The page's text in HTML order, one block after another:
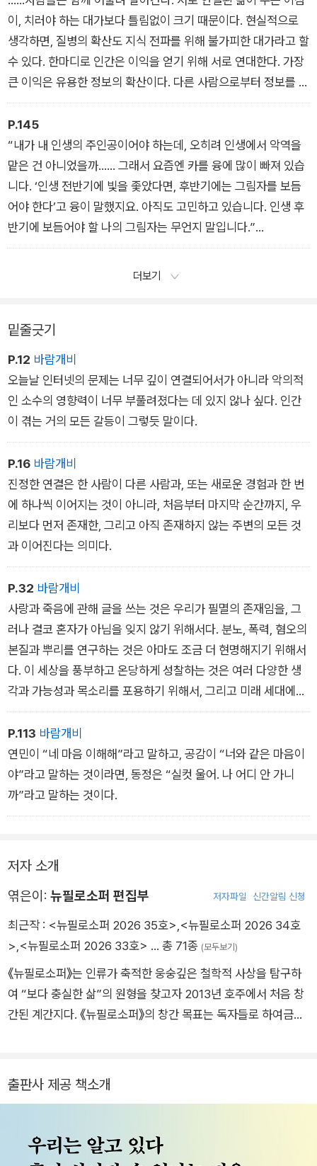
이, 치러야 하는 대가보다 틀림없이 크기 때문이다. 현실적으로
생각하면, 질병의 확산도 지식 전파를 위해 불가피한 대가라고 할
수 있다. 한마디로 인간은 이익을 얻기 위해 서로 연대한다. 가장
큰 이익은 유용한 정보의 확산이다. 다른 사람으로부터 정보를 얻
는 인간의 학습 능력은 매우 효율적이고 생존 능력과도 직결된다.
다시 말하지만, 장단점을 따져보면 공동체 생활의 장점이 단점보
다 훨씬 크다는 사실을 알 수 있다. 사회적 관계에는 이익과 손해
가 함께 따르지만, 이익이 손해보다 크다. 정말이다.
▲ 사회적 연결, 인간은 왜 유대하는가 _ 니컬러스 A. 크라스타키
스
P.145
“내가 내 인생의 주인공이어야 하는데, 오히려 인생에서 악역을
맡은 건 아니었을까…… 그래서 요즘엔 카를 융에 많이 빠져 있습
니다. ‘인생 전반기에 빛을 좇았다면, 후반기에는 그림자를 보듬
어야 한다’고 융이 말했지요. 아직도 고민하고 있습니다. 인생 후
반기에 보듬어야 할 나의 그림자는 무언지 말입니다.”
▲ 더 이상 수입 학문으로서의 철학이 아니다 _ 안광복 인터뷰
더보기
밑줄긋기
P.12 바람개비
오늘날 인터넷의 문제는 너무 깊이 연결되어서가 아니라 악의적
인 소수의 영향력이 너무 부풀려졌다는 데 있지 않나 싶다. 인간
이 겪는 거의 모든 갈등이 그렇듯 말이다.
P.16 바람개비
진정한 연결은 한 사람이 다른 사람과, 또는 새로운 경험과 한 번
에 하나씩 이어지는 것이 아니라, 처음부터 마지막 순간까지, 우
리보다 먼저 존재한, 그리고 아직 존재하지 않는 주변의 모든 것
과 이어진다는 의미다.
P.32 바람개비
사랑과 죽음에 관해 글을 쓰는 것은 우리가 필멸의 존재임을, 그
러나 결코 혼자가 아님을 잊지 않기 위해서다. 분노, 폭력, 혐오의
본질과 뿌리를 연구하는 것은 아마도 조금 더 현명해지기 위해서
다. 이 세상을 풍부하고 온당하게 성찰하는 것은 여러 다양한 생
각과 가능성과 목소리를 포용하기 위해서, 그리고 미래 세대에게
유익할 목적과 행동을 최선을 다해 좇기 위해서다.
P.113 바람개비
연민이 “네 마음 이해해”라고 말하고, 공감이 “너와 같은 마음이
야”라고 말하는 것이라면, 동정은 “실컷 울어. 나 어디 안 가니
까”라고 말하는 것이다.
저자 소개
엮은이: 뉴필로소퍼 편집부 저자파일 신간알림 신청
최근작 : <뉴필로소퍼 2026 35호> <뉴필로소퍼 2026 34호
> <뉴필로소퍼 2026 33호> … 총 71종 (모두보기)
《뉴필로소퍼》는 인류가 축적한 웅숭깊은 철학적 사상을 탐구하
여 “보다 충실한 삶”의 원형을 찾고자 2013년 호주에서 처음 창
간된 계간지다. 《뉴필로소퍼》의 창간 목표는 독자들로 하여금
로운 통찰을 제공한다. 《뉴필로소퍼》가 천착하는 주제는 ‘지금,
인다. 인문학과 철학적 관점을 삶으로 살아내기 위한 방법론을 제
시하기 위해서는 독립성이 중요하다고 판단해 2013년 창간 당시
출판사 제공 책소개